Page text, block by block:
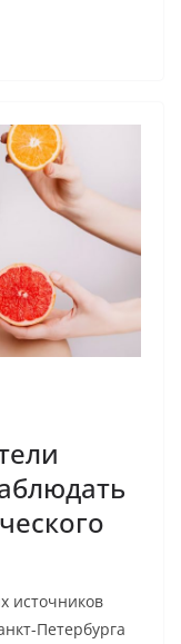
источников
Петербурга